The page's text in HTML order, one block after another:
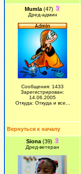
Mumla (47)
Дред-админ
Сообщения: 1433
Зарегистрирован:
14.06.2005
Откуда: Откуда и все...
Вернуться к началу
Siona(39)
Дред-ветеран